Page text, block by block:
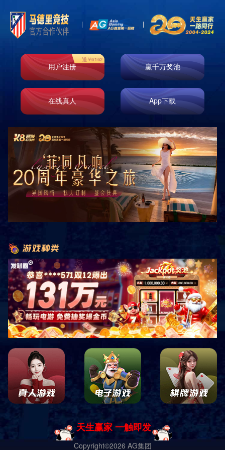
Store
门店信息